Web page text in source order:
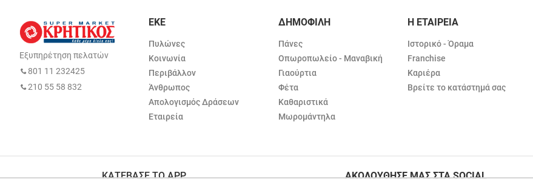
Εξυπηρέτηση πελατών
801 11 232425
210 55 58 832
ΕΚΕ
Πυλώνες
Κοινωνία
Περιβάλλον
Άνθρωπος
Απολογισμός Δράσεων
Εταιρεία
ΔΗΜΟΦΙΛΗ
Πάνες
Οπωροπωλείο - Μαναβική
Γιαούρτια
Φέτα
Καθαριστικά
Μωρομάντηλα
Η ΕΤΑΙΡΕΙΑ
Ιστορικό - Όραμα
Franchise
Καριέρα
Βρείτε το κατάστημά σας
ΚΑΤΕΒΑΣΕ ΤΟ APP ΑΚΟΛΟΥΘΗΣΕ ΜΑΣ ΣΤΑ SOCIAL